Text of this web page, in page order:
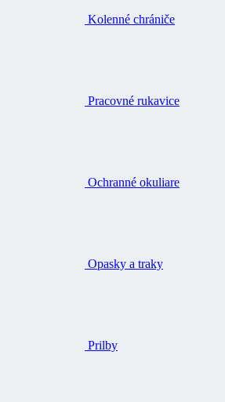
Kolenné chrániče
Pracovné rukavice
Ochranné okuliare
Opasky a traky
Prilby